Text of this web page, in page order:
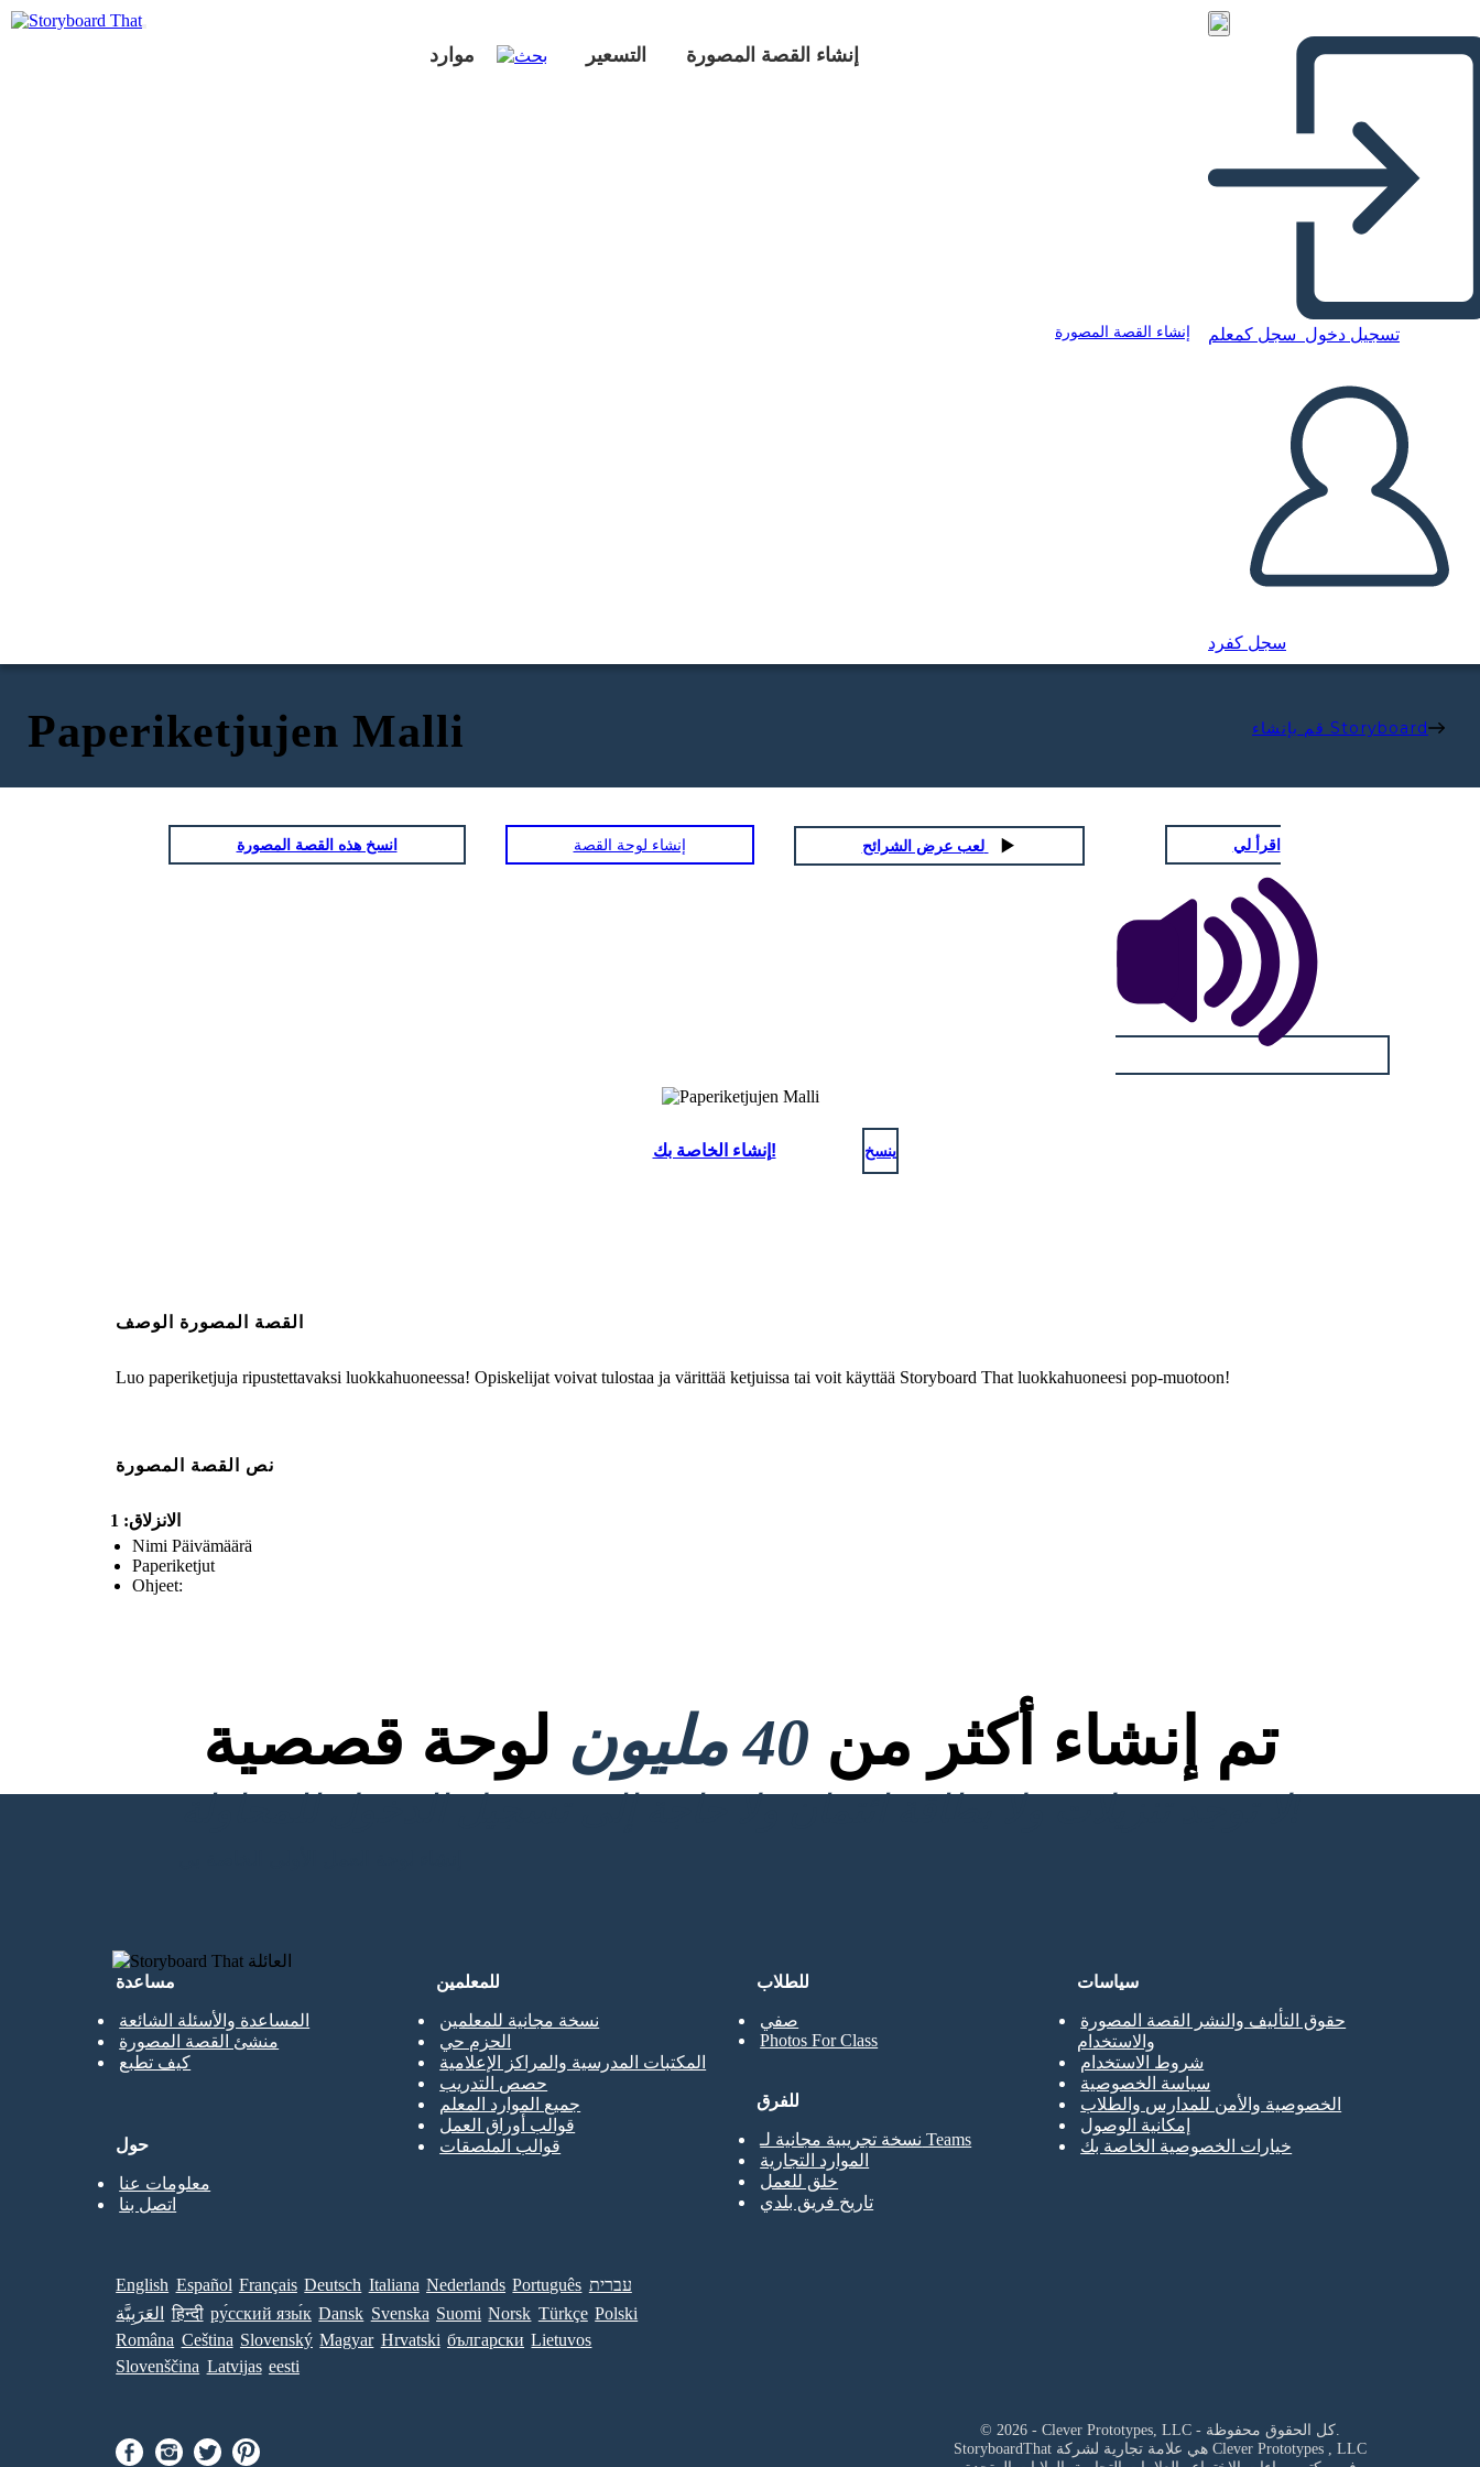
موارد التسعير إنشاء القصة المصورة
إنشاء القصة المصورة تسجيل دخول سجل كمعلم
سجل كفرد
Paperiketjujen Malli قم بإنشاء Storyboard
انسخ هذه القصة المصورة إنشاء لوحة القصة لعب عرض الشرائح اقرأ لي
إنشاء الخاصة بك! ينسخ
القصة المصورة الوصف
Luo paperiketjuja ripustettavaksi luokkahuoneessa! Opiskelijat voivat tulostaa ja värittää ketjuissa tai voit käyttää Storyboard That luokkahuoneesi pop-muotoon!
نص القصة المصورة
الانزلاق: 1
Nimi Päivämäärä
Paperiketjut
Ohjeet:
تم إنشاء أكثر من 40 مليون لوحة قصصية
لا توجد تنزيلات ولا بطاقة ائتمان ولا حاجة إلى تسجيل الدخول للمحاولة!
مساعدة
المساعدة والأسئلة الشائعة
منشئ القصة المصورة
كيف تطبع
للطلاب
صفي
Photos For Class
للمعلمين
نسخة مجانية للمعلمين
الحزم حي
المكتبات المدرسية والمراكز الإعلامية
حصص التدريب
جميع الموارد المعلم
قوالب أوراق العمل
قوالب الملصقات
للفرق
نسخة تجريبية مجانية لـ Teams
الموارد التجارية
خلق للعمل
تاريخ فريق بلدي
حول
معلومات عنا
اتصل بنا
سياسات
حقوق التأليف والنشر القصة المصورة
والاستخدام
شروط الاستخدام
سياسة الخصوصية
الخصوصية والأمن للمدارس والطلاب
إمكانية الوصول
خيارات الخصوصية الخاصة بك
English Español Français Deutsch Italiana Nederlands Português עברית
العَرَبِيَّة
हिन्दी ру́сский язы́к Dansk Svenska Suomi Norsk Türkçe Polski
Româna Ceština Slovenský Magyar Hrvatski български Lietuvos
Slovenščina Latvijas eesti
Clever Prototypes , LLC